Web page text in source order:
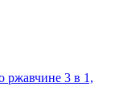
ржавчине 3 в 1,